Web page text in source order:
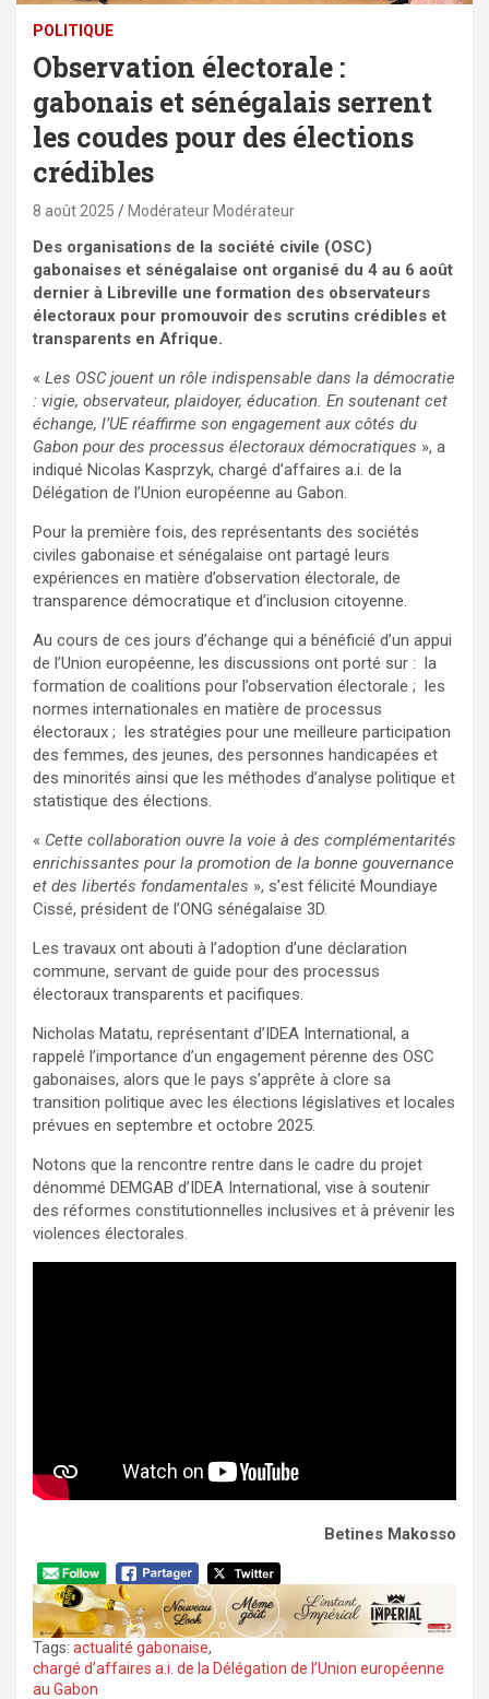
POLITIQUE
Observation électorale :
gabonais et sénégalais serrent
les coudes pour des élections
crédibles
8 août 2025 Modérateur Modérateur
Des organisations de la société civile (OSC)
gabonaises et sénégalaise ont organisé du 4 au 6 août
dernier à Libreville une formation des observateurs
électoraux pour promouvoir des scrutins crédibles et
transparents en Afrique.
« Les OSC jouent un rôle indispensable dans la démocratie
: vigie, observateur, plaidoyer, éducation. En soutenant cet
échange, l’UE réaffirme son engagement aux côtés du
Gabon pour des processus électoraux démocratiques », a
indiqué Nicolas Kasprzyk, chargé d’affaires a.i. de la
Délégation de l’Union européenne au Gabon.
Pour la première fois, des représentants des sociétés
civiles gabonaise et sénégalaise ont partagé leurs
expériences en matière d’observation électorale, de
transparence démocratique et d’inclusion citoyenne.
Au cours de ces jours d’échange qui a bénéficié d’un appui
de l’Union européenne, les discussions ont porté sur : la
formation de coalitions pour l’observation électorale ; les
normes internationales en matière de processus
électoraux ; les stratégies pour une meilleure participation
des femmes, des jeunes, des personnes handicapées et
des minorités ainsi que les méthodes d’analyse politique et
statistique des élections.
« Cette collaboration ouvre la voie à des complémentarités
enrichissantes pour la promotion de la bonne gouvernance
et des libertés fondamentales », s’est félicité Moundiaye
Cissé, président de l’ONG sénégalaise 3D.
Les travaux ont abouti à l’adoption d’une déclaration
commune, servant de guide pour des processus
électoraux transparents et pacifiques.
Nicholas Matatu, représentant d’IDEA International, a
rappelé l’importance d’un engagement pérenne des OSC
gabonaises, alors que le pays s’apprête à clore sa
transition politique avec les élections législatives et locales
prévues en septembre et octobre 2025.
Notons que la rencontre rentre dans le cadre du projet
dénommé DEMGAB d’IDEA International, vise à soutenir
des réformes constitutionnelles inclusives et à prévenir les
violences électorales.
Betines Makosso
Tags: actualité gabonaise,
chargé d’affaires a.i. de la Délégation de l’Union européenne
au Gabon